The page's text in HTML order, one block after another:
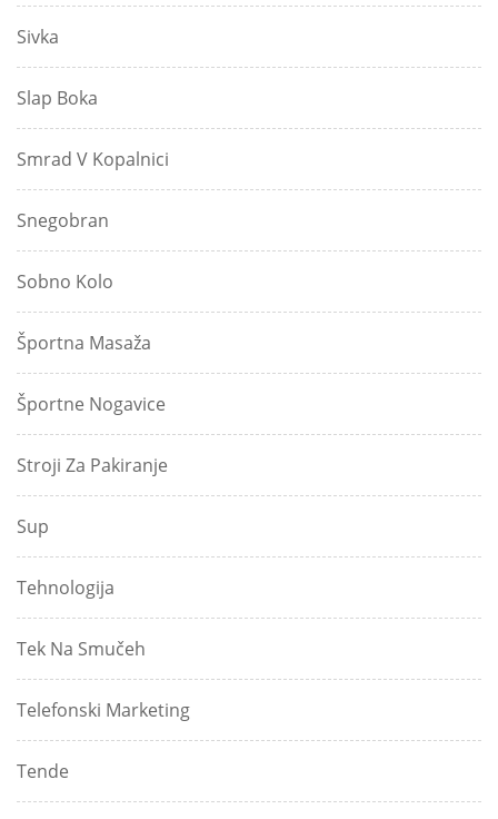
Sivka
Slap Boka
Smrad V Kopalnici
Snegobran
Sobno Kolo
Športna Masaža
Športne Nogavice
Stroji Za Pakiranje
Sup
Tehnologija
Tek Na Smučeh
Telefonski Marketing
Tende